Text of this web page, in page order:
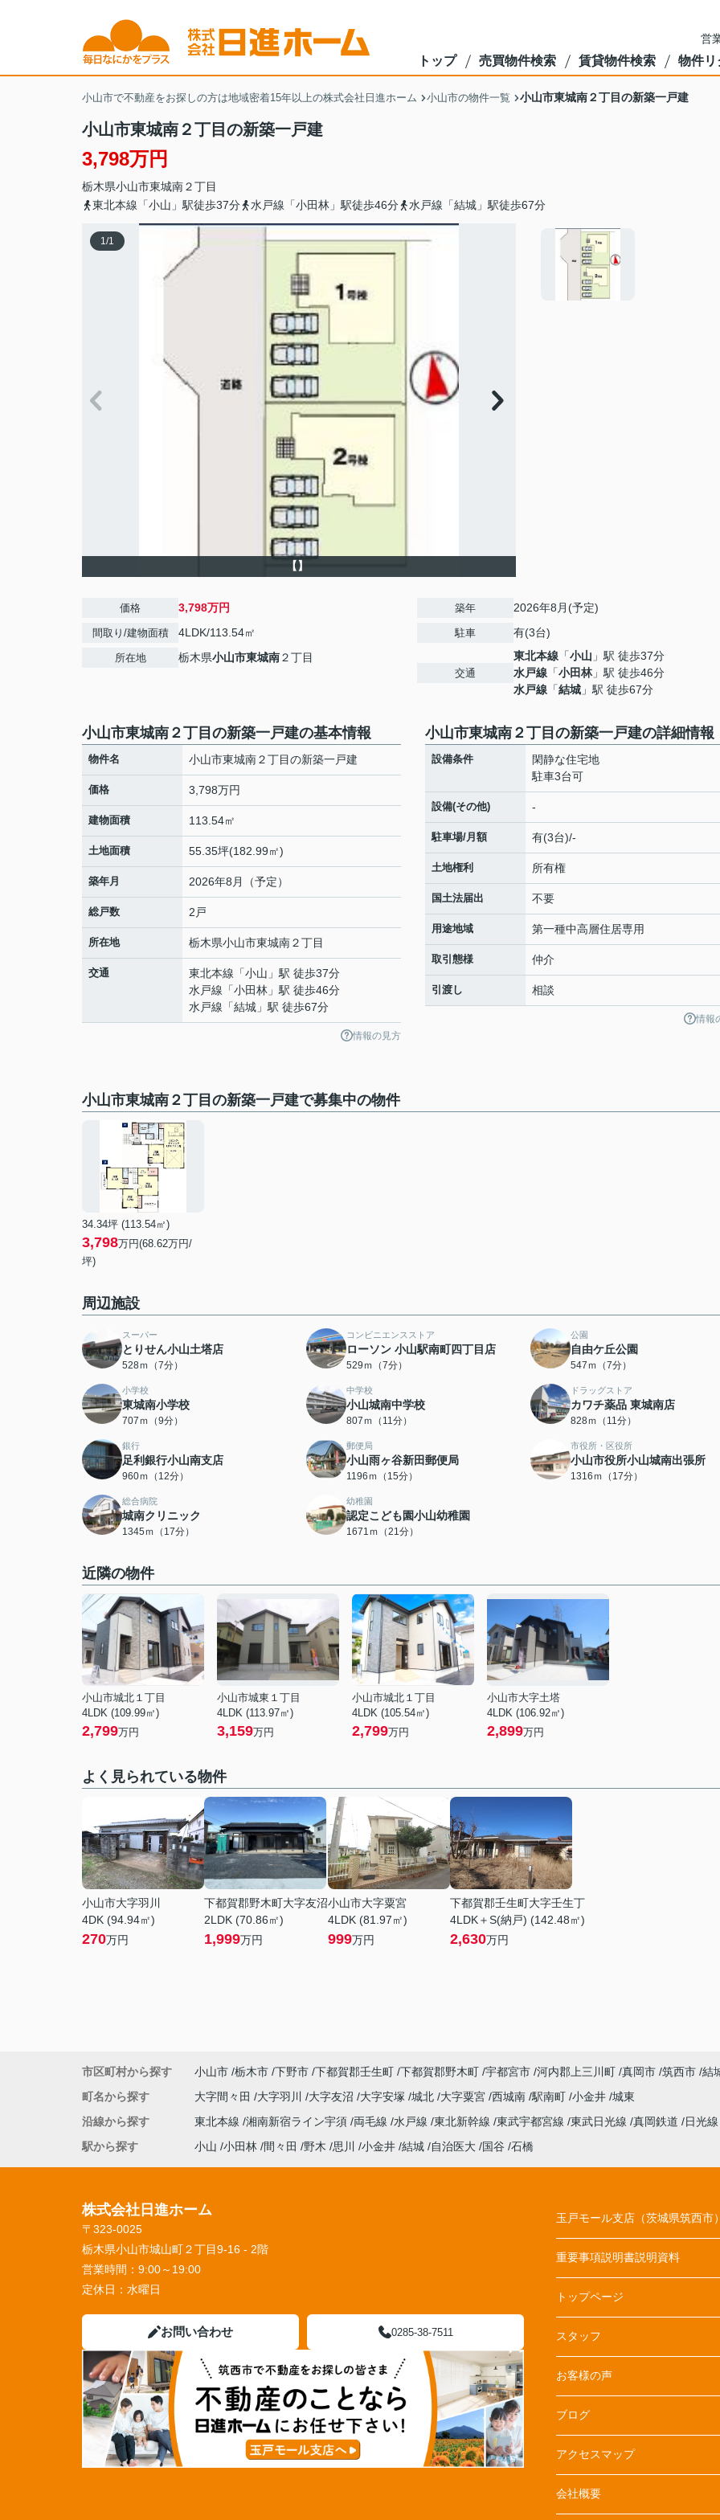
営
トップ 売買物件検索 賃貸物件検索 物件リ
小山市で不動産をお探しの方は地域密着15年以上の株式会社日進ホーム 小山市の物件一覧 小山市東城南２丁目の新築一戸建
小山市東城南２丁目の新築一戸建
3,798万円
栃木県小山市東城南２丁目
東北本線「小山」駅徒歩37分
水戸線「小田林」駅徒歩46分 水戸線「結城」駅徒歩67分
1/1
【】
価格 3,798万円
間取り/建物面積 4LDK/113.54㎡
所在地 栃木県小山市東城南２丁目
築年 2026年8月(予定)
駐車 有(3台)
交通
東北本線 「小山 」駅 徒歩37分
水戸線 「小田林」駅 徒歩46分
水戸線 「結城 」駅 徒歩67分
小山市東城南２丁目の新築一戸建の基本情報
物件名 小山市東城南２丁目の新築一戸建
価格 3,798万円
建物面積 113.54㎡
土地面積 55.35坪(182.99㎡)
築年月 2026年8月（予定）
総戸数 2戸
所在地 栃木県小山市東城南２丁目
交通 東北本線 「小山 」駅 徒歩37分
水戸線 「小田林 」駅 徒歩46分
水戸線 「結城 」駅 徒歩67分
情報の見方
小山市東城南２丁目の新築一戸建の詳細情報
設備条件
閑静な住宅地
駐車3台可
設備(その他) -
駐車場/月額 有(3台)/-
土地権利 所有権
国土法届出 不要
用途地域 第一種中高層住居専用
取引態様 仲介
引渡し 相談
情報
小山市東城南２丁目の新築一戸建で募集中の物件
34.34坪 (113.54㎡)
3,798万円(68.62万円/
坪)
周辺施設
スーパー
とりせん小山土塔店
528ｍ（7分）
コンビニエンスストア
ローソン 小山駅南町四丁目店
529ｍ（7分）
公園
自由ケ丘公園
547ｍ（7分）
小学校
東城南小学校
707ｍ（9分）
中学校
小山城南中学校
807ｍ（11分）
ドラッグストア
カワチ薬品 東城南店
828ｍ（11分）
銀行
足利銀行小山南支店
960ｍ（12分）
郵便局
小山雨ヶ谷新田郵便局
1196ｍ（15分）
市役所・区役所
小山市役所小山城南出張所
1316ｍ（17分）
総合病院
城南クリニック
1345ｍ（17分）
幼稚園
認定こども園小山幼稚園
1671ｍ（21分）
近隣の物件
小山市城北１丁目
4LDK (109.99㎡)
2,799万円
小山市城東１丁目
4LDK (113.97㎡)
3,159万円
小山市城北１丁目
4LDK (105.54㎡)
2,799万円
小山市大字土塔
4LDK (106.92㎡)
2,899万円
よく見られている物件
小山市大字羽川
4DK (94.94㎡)
270万円
下都賀郡野木町大字友沼
2LDK (70.86㎡)
1,999万円
小山市大字粟宮
4LDK (81.97㎡)
999万円
下都賀郡壬生町大字壬生丁
4LDK＋S(納戸) (142.48㎡)
2,630万円
市区町村から探す 小山市 栃木市 下野市 下都賀郡壬生町 下都賀郡野木町 宇都宮市 河内郡上三川町 真岡市 筑西市 結
町名から探す
大字間々田 大字羽川 大字友沼 大字安塚 城北 大字粟宮 西城南 駅南町 小金井 城東
沿線から探す
東北本線 湘南新宿ライン宇須 両毛線 水戸線 東北新幹線 東武宇都宮線 東武日光線 真岡鉄道
日光
駅から探す
小山 小田林 間々田 野木 思川 小金井 結城 自治医大 国谷 石橋
株式会社日進ホーム
〒323-0025
栃木県小山市城山町２丁目9-16 - 2階
営業時間： 9:00～19:00
定休日： 水曜日
お問い合わせ 0285-38-7511
玉戸モール支店（茨城県筑西市
重要事項説明書説明資料
トップページ
スタッフ
お客様の声
ブログ
アクセスマップ
会社概要